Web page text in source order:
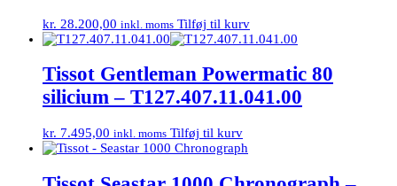
kr. 28.200,00 inkl. moms Tilføj til kurv
Tissot Gentleman Powermatic 80
silicium – T127.407.11.041.00
kr. 7.495,00 inkl. moms Tilføj til kurv